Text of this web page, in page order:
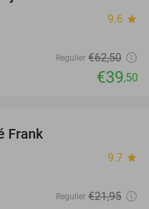
9.6 star
Regulier €62,50
€39,50
Frank
9.7 star
Regulier €21,95